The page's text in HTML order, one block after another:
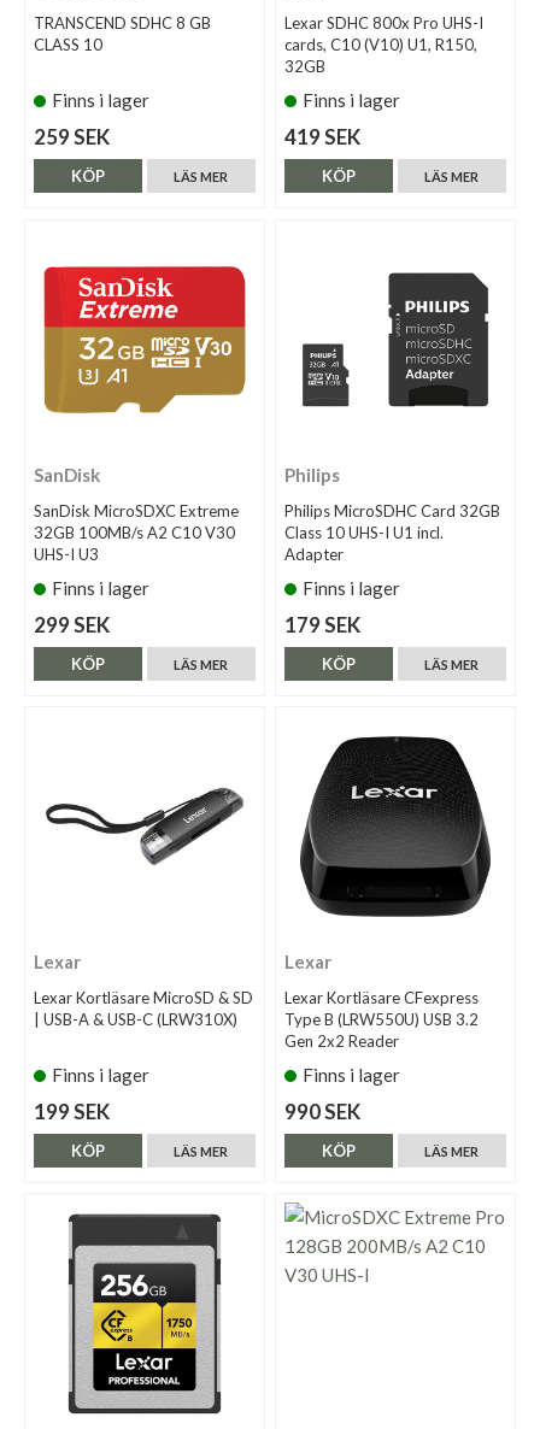
TRANSCEND SDHC 8 GB
CLASS 10
Finns i lager
259 SEK
LÄS MER
KÖP
Lexar SDHC 800x Pro UHS-I
cards, C10 (V10) U1, R150,
32GB
Finns i lager
419 SEK
LÄS MER
KÖP
SanDisk
SanDisk MicroSDXC Extreme
32GB 100MB/s A2 C10 V30
UHS-I U3
Finns i lager
299 SEK
LÄS MER
KÖP
Philips
Philips MicroSDHC Card 32GB
Class 10 UHS-I U1 incl.
Adapter
Finns i lager
179 SEK
LÄS MER
KÖP
Lexar
Lexar Kortläsare MicroSD & SD
| USB-A & USB-C (LRW310X)
Finns i lager
199 SEK
LÄS MER
KÖP
Lexar
Lexar Kortläsare CFexpress
Type B (LRW550U) USB 3.2
Gen 2x2 Reader
Finns i lager
990 SEK
LÄS MER
KÖP